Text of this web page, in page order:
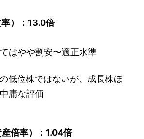
率）：13.0倍
はやや割安〜適正水準
低位株ではないが、成長株ほ
庸な評価
産倍率）：1.04倍